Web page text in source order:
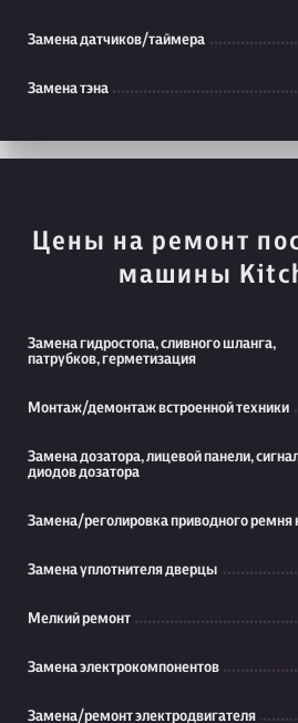
Замена датчиков/таймера
Замена тэна
Цены на ремонт
машины
Замена гидростопа, сливного шланга,
патрубков, герметизация
Монтаж/демонтаж встроенной техники
Замена дозатора, лицевой панели,
диодов дозатора
Замена/реголировка приводного ремня
Замена уплотнителя дверцы
Мелкий ремонт
Замена электрокомпонентов
Замена/ремонт электродвигателя